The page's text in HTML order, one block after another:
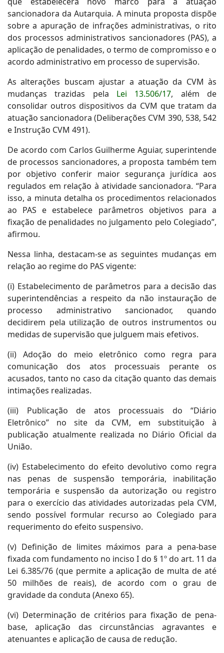
sancionadora da Autarquia. A minuta proposta dispõe
sobre a apuração de infrações administrativas, o rito
dos processos administrativos sancionadores (PAS), a
aplicação de penalidades, o termo de compromisso e o
acordo administrativo em processo de supervisão.
As alterações buscam ajustar a atuação da CVM às
mudanças trazidas pela Lei 13.506/17, além de
consolidar outros dispositivos da CVM que tratam da
atuação sancionadora (Deliberações CVM 390, 538, 542
e Instrução CVM 491).
De acordo com Carlos Guilherme Aguiar, superintende
de processos sancionadores, a proposta também tem
por objetivo conferir maior segurança jurídica aos
regulados em relação à atividade sancionadora. “Para
isso, a minuta detalha os procedimentos relacionados
ao PAS e estabelece parâmetros objetivos para a
fixação de penalidades no julgamento pelo Colegiado”,
afirmou.
Nessa linha, destacam-se as seguintes mudanças em
relação ao regime do PAS vigente:
(i) Estabelecimento de parâmetros para a decisão das
superintendências a respeito da não instauração de
processo administrativo sancionador, quando
decidirem pela utilização de outros instrumentos ou
medidas de supervisão que julguem mais efetivos.
(ii) Adoção do meio eletrônico como regra para
comunicação dos atos processuais perante os
acusados, tanto no caso da citação quanto das demais
intimações realizadas.
(iii) Publicação de atos processuais do “Diário
Eletrônico” no site da CVM, em substituição à
publicação atualmente realizada no Diário Oficial da
União.
(iv) Estabelecimento do efeito devolutivo como regra
nas penas de suspensão temporária, inabilitação
temporária e suspensão da autorização ou registro
para o exercício das atividades autorizadas pela CVM,
sendo possível formular recurso ao Colegiado para
requerimento do efeito suspensivo.
(v) Definição de limites máximos para a pena-base
fixada com fundamento no inciso I do § 1º do art. 11 da
Lei 6.385/76 (que permite a aplicação de multa de até
50 milhões de reais), de acordo com o grau de
gravidade da conduta (Anexo 65).
(vi) Determinação de critérios para fixação de pena-
base, aplicação das circunstâncias agravantes e
atenuantes e aplicação de causa de redução.